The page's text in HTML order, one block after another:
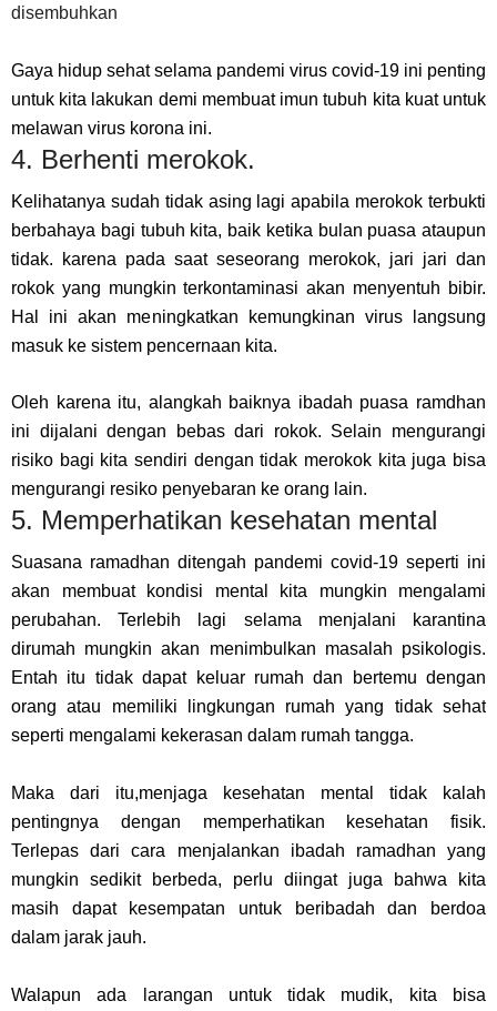
disembuhkan
Gaya hidup sehat selama pandemi virus covid-19 ini penting
untuk kita lakukan demi membuat imun tubuh kita kuat untuk
melawan virus korona ini.
4. Berhenti merokok.
Kelihatanya sudah tidak asing lagi apabila merokok terbukti
berbahaya bagi tubuh kita, baik ketika bulan puasa ataupun
tidak. karena pada saat seseorang merokok, jari jari dan
rokok yang mungkin terkontaminasi akan menyentuh bibir.
Hal ini akan meningkatkan kemungkinan virus langsung
masuk ke sistem pencernaan kita.
Oleh karena itu, alangkah baiknya ibadah puasa ramdhan
ini dijalani dengan bebas dari rokok. Selain mengurangi
risiko bagi kita sendiri dengan tidak merokok kita juga bisa
mengurangi resiko penyebaran ke orang lain.
5. Memperhatikan kesehatan mental
Suasana ramadhan ditengah pandemi covid-19 seperti ini
akan membuat kondisi mental kita mungkin mengalami
perubahan. Terlebih lagi selama menjalani karantina
dirumah mungkin akan menimbulkan masalah psikologis.
Entah itu tidak dapat keluar rumah dan bertemu dengan
orang atau memiliki lingkungan rumah yang tidak sehat
seperti mengalami kekerasan dalam rumah tangga.
Maka dari itu,menjaga kesehatan mental tidak kalah
pentingnya dengan memperhatikan kesehatan fisik.
Terlepas dari cara menjalankan ibadah ramadhan yang
mungkin sedikit berbeda, perlu diingat juga bahwa kita
masih dapat kesempatan untuk beribadah dan berdoa
dalam jarak jauh.
Walapun ada larangan untuk tidak mudik, kita bisa